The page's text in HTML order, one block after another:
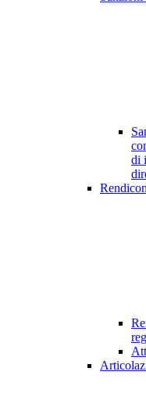
di